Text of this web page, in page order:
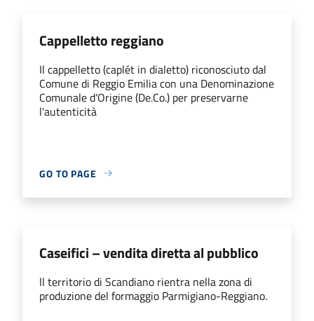
Cappelletto reggiano
Il cappelletto (caplét in dialetto) riconosciuto dal
Comune di Reggio Emilia con una Denominazione
Comunale d'Origine (De.Co.) per preservarne
l'autenticità
GO TO PAGE
Caseifici – vendita diretta al pubblico
ll territorio di Scandiano rientra nella zona di
produzione del formaggio Parmigiano-Reggiano.